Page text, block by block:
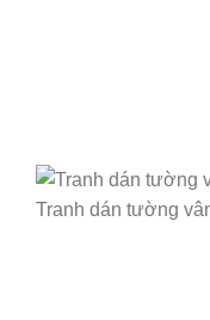
Tranh dán tường